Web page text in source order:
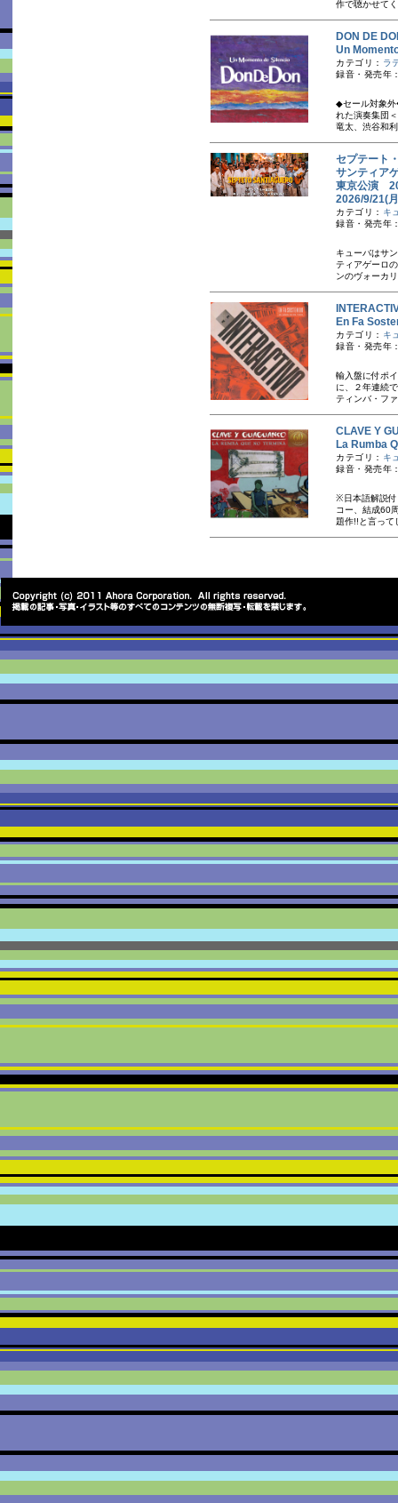
作で聴かせて
DON DE
Un
カテゴリ： ラ
録音・発売年
◆セール対象外
れた演奏集団
竜太、渋谷和
セプテート
サンティア
東京公演
2026/9/21(
カテゴリ： キ
録音・発売
キューバはサ
ティアゲーロ
ンのヴォーカ
En Fa
カテゴリ： キ
録音・発売年
輸入盤に付ポ
に、２年連続
ティンバ・フ
CLAVE Y
La Rumba
カテゴリ： キ
録音・発売年
※日本語解説付
コー、結成60
題作!!と言っ